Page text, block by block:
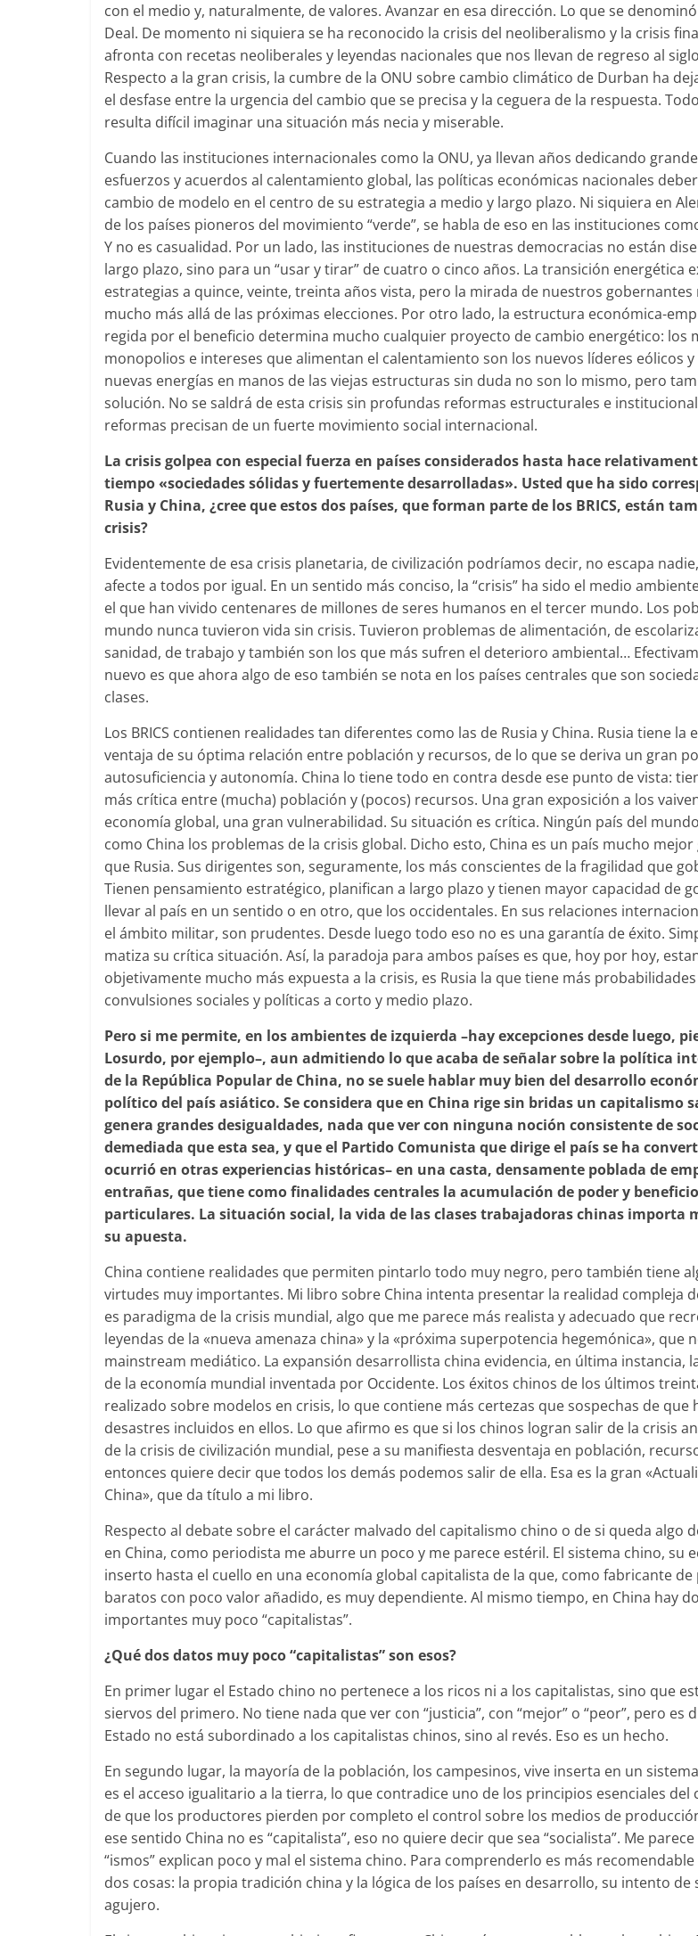
con el medio y, naturalmente, de valores. Avanzar en esa dirección. Lo que se
Deal. De momento ni siquiera se ha reconocido la crisis del neoliberalismo y la crisis
afronta con recetas neoliberales y leyendas nacionales que nos llevan de regreso al siglo
Respecto a la gran crisis, la cumbre de la ONU sobre cambio climático de Durban ha
el desfase entre la urgencia del cambio que se precisa y la ceguera de la respuesta.
resulta difícil imaginar una situación más necia y miserable.
Cuando las instituciones internacionales como la ONU, ya llevan años dedicando
esfuerzos y acuerdos al calentamiento global, las políticas económicas nacionales
cambio de modelo en el centro de su estrategia a medio y largo plazo. Ni siquiera en
de los países pioneros del movimiento “verde”, se habla de eso en las instituciones
Y no es casualidad. Por un lado, las instituciones de nuestras democracias no están
largo plazo, sino para un “usar y tirar” de cuatro o cinco años. La transición energética
estrategias a quince, veinte, treinta años vista, pero la mirada de nuestros gobernantes
mucho más allá de las próximas elecciones. Por otro lado, la estructura económica-
regida por el beneficio determina mucho cualquier proyecto de cambio energético: los
monopolios e intereses que alimentan el calentamiento son los nuevos líderes eólicos y
nuevas energías en manos de las viejas estructuras sin duda no son lo mismo, pero
solución. No se saldrá de esta crisis sin profundas reformas estructurales e
reformas precisan de un fuerte movimiento social internacional.
La crisis golpea con especial fuerza en países considerados hasta hace
tiempo «sociedades sólidas y fuertemente desarrolladas». Usted que ha sido
Rusia y China, ¿cree que estos dos países, que forman parte de los BRICS, están
crisis?
Evidentemente de esa crisis planetaria, de civilización podríamos decir, no escapa
afecte a todos por igual. En un sentido más conciso, la “crisis” ha sido el medio
el que han vivido centenares de millones de seres humanos en el tercer mundo. Los
mundo nunca tuvieron vida sin crisis. Tuvieron problemas de alimentación, de
sanidad, de trabajo y también son los que más sufren el deterioro ambiental…
nuevo es que ahora algo de eso también se nota en los países centrales que son
clases.
Los BRICS contienen realidades tan diferentes como las de Rusia y China. Rusia tiene la
ventaja de su óptima relación entre población y recursos, de lo que se deriva un gran
autosuficiencia y autonomía. China lo tiene todo en contra desde ese punto de vista:
más crítica entre (mucha) población y (pocos) recursos. Una gran exposición a los
economía global, una gran vulnerabilidad. Su situación es crítica. Ningún país del
como China los problemas de la crisis global. Dicho esto, China es un país mucho
que Rusia. Sus dirigentes son, seguramente, los más conscientes de la fragilidad que
Tienen pensamiento estratégico, planifican a largo plazo y tienen mayor capacidad de
llevar al país en un sentido o en otro, que los occidentales. En sus relaciones
el ámbito militar, son prudentes. Desde luego todo eso no es una garantía de éxito.
matiza su crítica situación. Así, la paradoja para ambos países es que, hoy por hoy,
objetivamente mucho más expuesta a la crisis, es Rusia la que tiene más
convulsiones sociales y políticas a corto y medio plazo.
Pero si me permite, en los ambientes de izquierda –hay excepciones desde luego,
Losurdo, por ejemplo–, aun admitiendo lo que acaba de señalar sobre la política
de la República Popular de China, no se suele hablar muy bien del desarrollo
político del país asiático. Se considera que en China rige sin bridas un capitalismo
genera grandes desigualdades, nada que ver con ninguna noción consistente de
demediada que esta sea, y que el Partido Comunista que dirige el país se ha
ocurrió en otras experiencias históricas– en una casta, densamente poblada de
entrañas, que tiene como finalidades centrales la acumulación de poder y
particulares. La situación social, la vida de las clases trabajadoras chinas importa
su apuesta.
China contiene realidades que permiten pintarlo todo muy negro, pero también tiene
virtudes muy importantes. Mi libro sobre China intenta presentar la realidad compleja
es paradigma de la crisis mundial, algo que me parece más realista y adecuado que
leyendas de la «nueva amenaza china» y la «próxima superpotencia hegemónica», que
mainstream mediático. La expansión desarrollista china evidencia, en última instancia,
de la economía mundial inventada por Occidente. Los éxitos chinos de los últimos
realizado sobre modelos en crisis, lo que contiene más certezas que sospechas de que
desastres incluidos en ellos. Lo que afirmo es que si los chinos logran salir de la crisis
de la crisis de civilización mundial, pese a su manifiesta desventaja en población,
entonces quiere decir que todos los demás podemos salir de ella. Esa es la gran
China», que da título a mi libro.
Respecto al debate sobre el carácter malvado del capitalismo chino o de si queda algo
en China, como periodista me aburre un poco y me parece estéril. El sistema chino, su
inserto hasta el cuello en una economía global capitalista de la que, como fabricante
baratos con poco valor añadido, es muy dependiente. Al mismo tiempo, en China hay
importantes muy poco “capitalistas”.
¿Qué dos datos muy poco “capitalistas” son esos?
En primer lugar el Estado chino no pertenece a los ricos ni a los capitalistas, sino que
siervos del primero. No tiene nada que ver con “justicia”, con “mejor” o “peor”, pero es
Estado no está subordinado a los capitalistas chinos, sino al revés. Eso es un hecho.
En segundo lugar, la mayoría de la población, los campesinos, vive inserta en un
es el acceso igualitario a la tierra, lo que contradice uno de los principios esenciales del
de que los productores pierden por completo el control sobre los medios de
ese sentido China no es “capitalista”, eso no quiere decir que sea “socialista”. Me
“ismos” explican poco y mal el sistema chino. Para comprenderlo es más
dos cosas: la propia tradición china y la lógica de los países en desarrollo, su intento de
agujero.